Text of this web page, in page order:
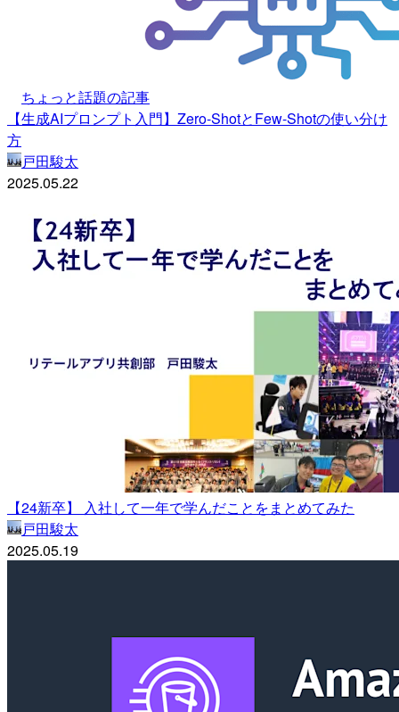
ちょっと話題の記事
【生成AIプロンプト入門】Zero-ShotとFew-Shotの使い分け
方
戸田駿太
2025.05.22
【24新卒】 入社して一年で学んだことをまとめてみた
戸田駿太
2025.05.19